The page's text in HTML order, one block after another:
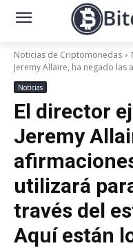
Noticias de Criptomonedas
Jeremy Allaire, ha negado las
Noticias
El director
Jeremy
utilizará
través del
Aquí están